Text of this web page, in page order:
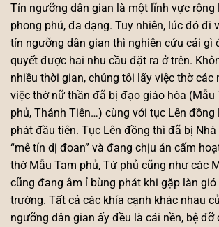
Tín ngưỡng dân gian là một lĩnh vực rộng
phong phú, đa dạng. Tuy nhiên, lúc đó đi
tín ngưỡng dân gian thì nghiên cứu cái gì
quyết được hai nhu cầu đặt ra ở trên.
nhiều thời gian, chúng tôi lấy việc thờ các
việc thờ nữ thần đã bị đạo giáo hóa (Mẫu
phủ, Thánh Tiên…) cùng với tục Lên
phát đầu tiên. Tục Lên đồng thì đã bị
“mê tín dị đoan” và đang chịu án cấm
thờ Mẫu Tam phủ, Tứ phủ cũng như các
cũng đang âm ỉ bùng phát khi gặp làn gió
trường. Tất cả các khía cạnh khác nhau
ngưỡng dân gian ấy đều là cái nền, bệ đỡ